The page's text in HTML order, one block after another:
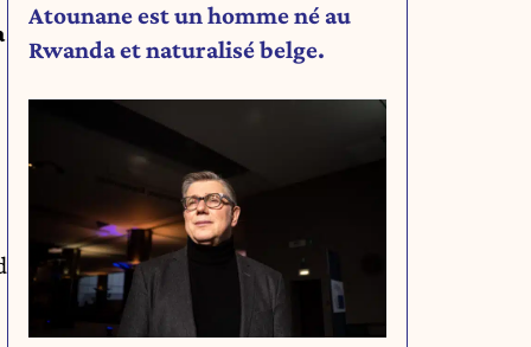
Atounane est un homme né au
Rwanda et naturalisé belge.